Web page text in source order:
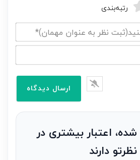
رتبه‌بندی
شده، اعتبار بیشتری در
نظرتو دارند